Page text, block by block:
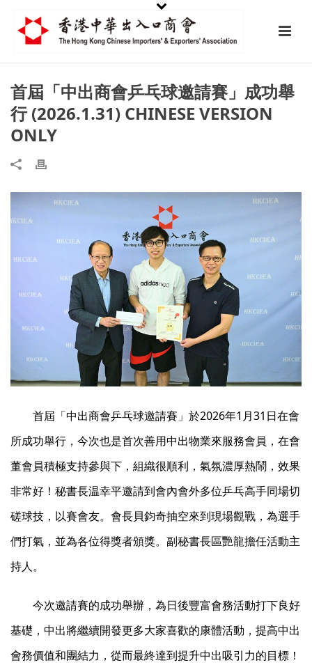
首屆「中出商會乒乓球邀請賽」成功舉
行 (2026.1.31) CHINESE VERSION
ONLY
首屆「中出商會乒乓球邀請賽」於2026年1月31日在會
所成功舉行，今次也是首次善用中出物業來服務會員，在會
董會員積極支持參與下，組織很順利，氣氛濃厚熱鬧，效果
非常好！秘書長温幸平邀請到會內會外多位乒乓高手同場切
磋球技，以賽會友。會長貝鈞奇抽空來到現場觀戰，為選手
們打氣，並為各位得獎者頒獎。副秘書長區艷龍擔任活動主
持人。
今次邀請賽的成功舉辦，為日後豐富會務活動打下良好
基礎，中出將繼續開發更多大家喜歡的康體活動，提高中出
會務價值和團結力，從而最終達到提升中出吸引力的目標！